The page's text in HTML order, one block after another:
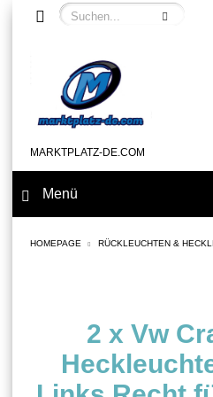
MARKTPLATZ-DE.COM
Menü
HOMEPAGE RÜCKLEUCHTEN &
2 x Vw